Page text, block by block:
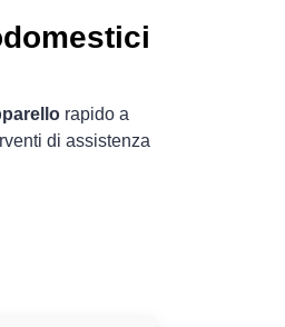
rapido a
di assistenza